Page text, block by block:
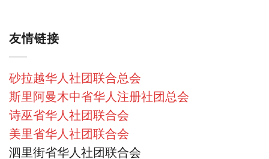
友情链接
砂拉越华人社团联合总会
斯里阿曼木中省华人注册社团总会
诗巫省华人社团联合会
美里省华人社团联合会
泗里街省华人社团联合会